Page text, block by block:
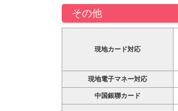
その他
現地カード対応
現地電子マネー対応
中国銀聯カード